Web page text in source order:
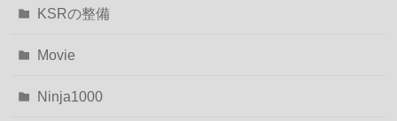
KSRの整備
Movie
Ninja1000